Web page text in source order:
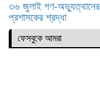
৩৬ জুলাই গণ-অভ্যুত্থানের
প্রশাসকের শ্রদ্ধা
ফেসবুকে আমরা